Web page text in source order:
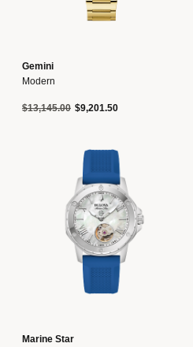
Gemini
Modern
Precio reducido de
$13,145.00a$9,201.50
Marine Star